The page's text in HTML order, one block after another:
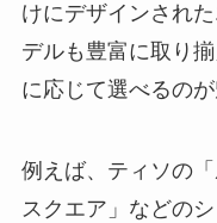
けにデザインされ
デルも豊富に取り
に応じて選べるのが
例えば、ティソの
スクエア」などの